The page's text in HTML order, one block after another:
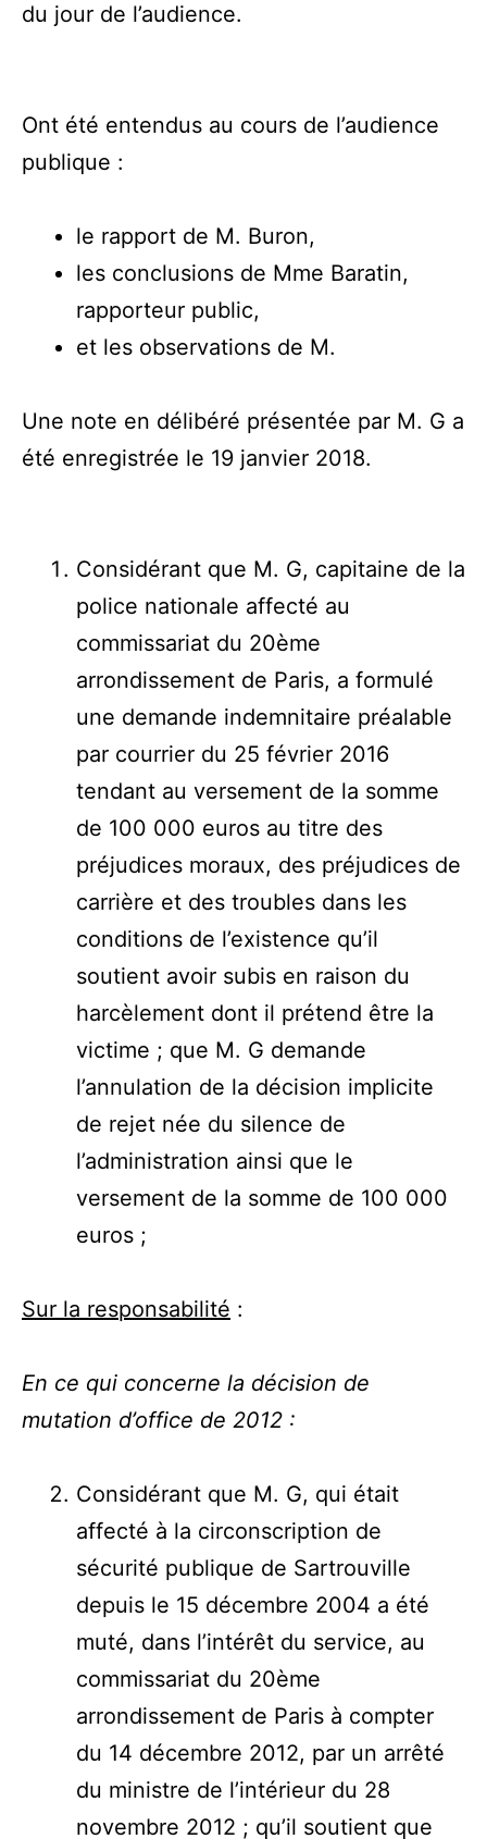
du jour de l’audience.
Ont été entendus au cours de l’audience
publique :
le rapport de M. Buron,
les conclusions de Mme Baratin,
rapporteur public,
et les observations de M.
Une note en délibéré présentée par M. G a
été enregistrée le 19 janvier 2018.
Considérant que M. G, capitaine de la
police nationale affecté au
commissariat du 20ème
arrondissement de Paris, a formulé
une demande indemnitaire préalable
par courrier du 25 février 2016
tendant au versement de la somme
de 100 000 euros au titre des
préjudices moraux, des préjudices de
carrière et des troubles dans les
conditions de l’existence qu’il
soutient avoir subis en raison du
harcèlement dont il prétend être la
victime ; que M. G demande
l’annulation de la décision implicite
de rejet née du silence de
l’administration ainsi que le
versement de la somme de 100 000
euros ;
Sur la responsabilité :
En ce qui concerne la décision de
mutation d’office de 2012 :
Considérant que M. G, qui était
affecté à la circonscription de
sécurité publique de Sartrouville
depuis le 15 décembre 2004 a été
muté, dans l’intérêt du service, au
commissariat du 20ème
arrondissement de Paris à compter
du 14 décembre 2012, par un arrêté
du ministre de l’intérieur du 28
novembre 2012 ; qu’il soutient que